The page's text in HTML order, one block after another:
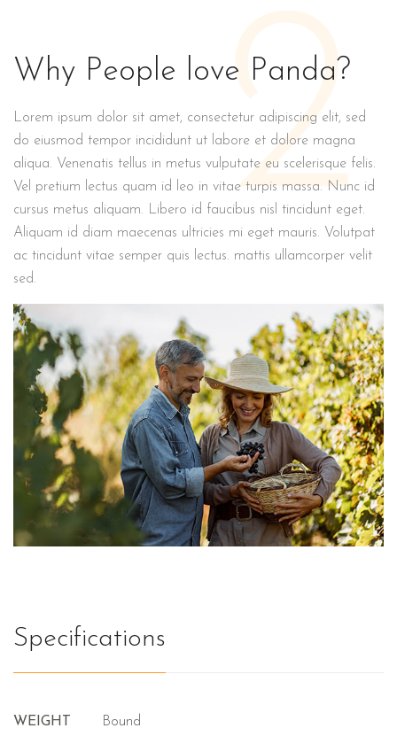
2
Why People love Panda?
Lorem ipsum dolor sit amet, consectetur adipiscing elit, sed
do eiusmod tempor incididunt ut labore et dolore magna
aliqua. Venenatis tellus in metus vulputate eu scelerisque felis.
Vel pretium lectus quam id leo in vitae turpis massa. Nunc id
cursus metus aliquam. Libero id faucibus nisl tincidunt eget.
Aliquam id diam maecenas ultricies mi eget mauris. Volutpat
ac tincidunt vitae semper quis lectus. mattis ullamcorper velit
sed.
Specifications
WEIGHT
Bound